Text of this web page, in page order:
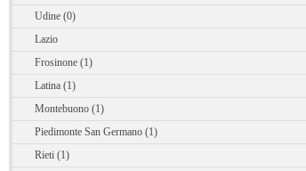
Udine (0)
Lazio
Frosinone (1)
Latina (1)
Montebuono (1)
Piedimonte San Germano (1)
Rieti (1)